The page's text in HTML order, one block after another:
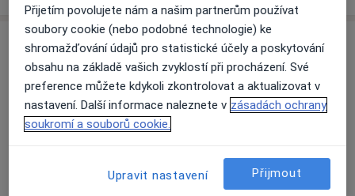
Adresa
Přiblížit mapu
Poliklinika Dobrovského
Přijetím povolujete nám a našim partnerům používat
soubory cookie (nebo podobné technologie) ke
shromažďování údajů pro statistické účely a poskytování
obsahu na základě vašich zvyklostí při procházení. Své
preference můžete kdykoli zkontrolovat a aktualizovat v
nastavení. Další informace naleznete v zásadách ochrany
soukromí a souborů cookie.
Upravit nastavení Přijmout